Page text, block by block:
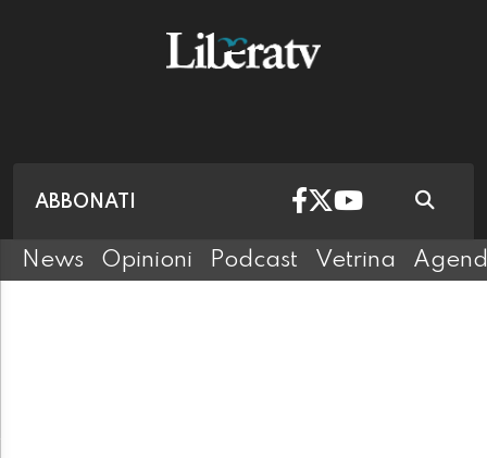
ABBONATI
News Opinioni Podcast Vetrina